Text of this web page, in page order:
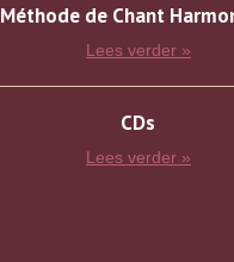
Méthode de Chant
Lees verder »
CDs
Lees verder »